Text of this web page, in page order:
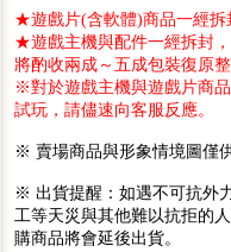
★遊戲片(含軟體)商品一經拆
★遊戲主機與配件一經拆封
將酌收兩成～五成包裝復原整
※對於遊戲主機與遊戲片商
試玩，請儘速向客服反應。
※ 賣場商品與形象情境圖僅
※ 出貨提醒：如遇不可抗外
工等天災與其他難以抗拒的
購商品將會延後出貨。